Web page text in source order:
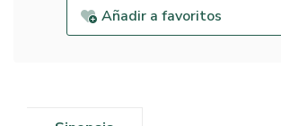
Añadir a favoritos